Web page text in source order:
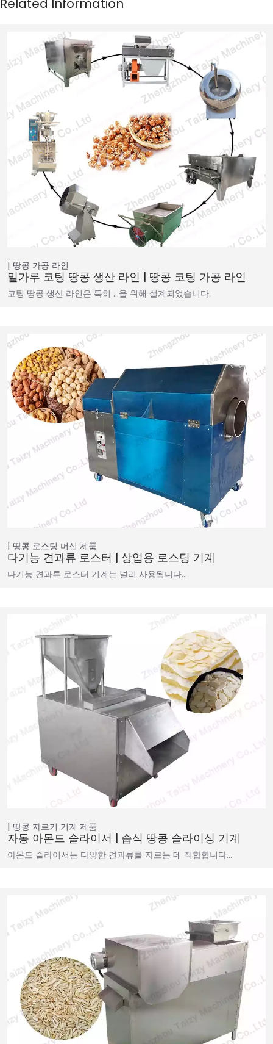
땅콩 가공 라인
밀가루 코팅 땅콩 생산 라인 | 땅콩 코팅 가공 라인
코팅 땅콩 생산 라인은 특히 …을 위해 설계되었습니다.
땅콩 로스팅 머신 제품
다기능 견과류 로스터 | 상업용 로스팅 기계
다기능 견과류 로스터 기계는 널리 사용됩니다…
땅콩 자르기 기계 제품
자동 아몬드 슬라이서 | 습식 땅콩 슬라이싱 기계
아몬드 슬라이서는 다양한 견과류를 자르는 데 적합합니다…